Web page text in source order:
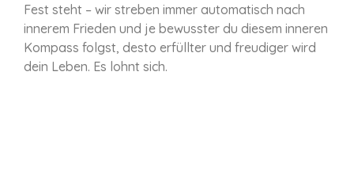
Fest steht – wir streben immer automatisch nach
innerem Frieden und je bewusster du diesem inneren
Kompass folgst, desto erfüllter und freudiger wird
dein Leben. Es lohnt sich.